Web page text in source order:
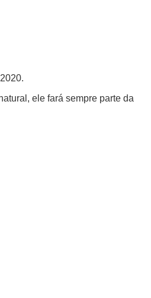
ele fará sempre parte da